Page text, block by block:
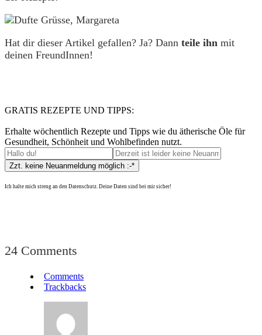
Hat dir dieser Artikel gefallen? Ja? Dann teile ihn mit
deinen FreundInnen!
GRATIS REZEPTE UND TIPPS:
Erhalte wöchentlich Rezepte und Tipps wie du ätherische Öle für
Gesundheit, Schönheit und Wohlbefinden nutzt.
Ich halte mich streng an den Datenschutz. Deine Daten sind bei mir sicher!
24 Comments
Comments
Trackbacks